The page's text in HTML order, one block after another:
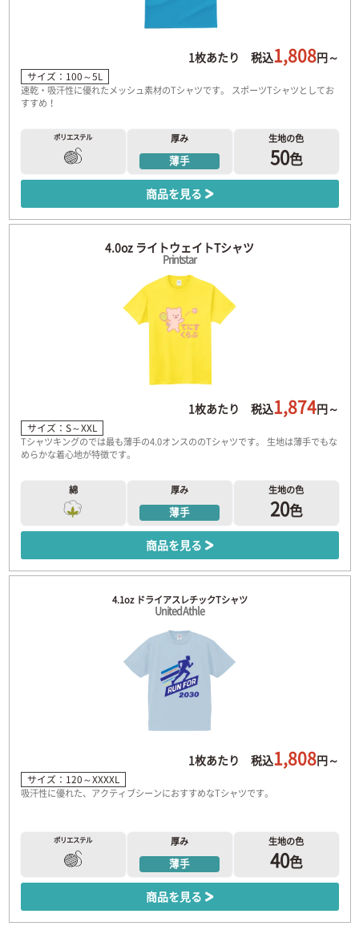
1枚あたり 税込1,808円～
サイズ：100～5L
速乾・吸汗性に優れたメッシュ素材のTシャツです。 スポーツTシャツとしてお
すすめ！
ポリエステル 厚み
薄手
生地の色
50色
商品を見る
4.0oz ライトウェイトTシャツ
Printstar
1枚あたり 税込1,874円～
サイズ：S～XXL
Tシャツキングのでは最も薄手の4.0オンスののTシャツです。 生地は薄手でもな
めらかな着心地が特徴です。
綿 厚み
薄手
生地の色
20色
商品を見る
4.1oz ドライアスレチックTシャツ
United Athle
1枚あたり 税込1,808円～
サイズ：120～XXXXL
吸汗性に優れた、アクティブシーンにおすすめなTシャツです。
ポリエステル 厚み
薄手
生地の色
40色
商品を見る